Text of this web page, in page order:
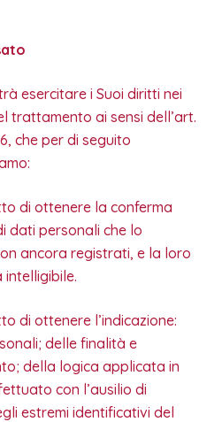
esercitare i Suoi diritti nei
trattamento ai sensi dell’art.
che per di seguito
di ottenere la conferma
dati personali che lo
ancora registrati, e la loro
intelligibile.
di ottenere l’indicazione:
delle finalità e
della logica applicata in
con l’ausilio di
estremi identificativi del